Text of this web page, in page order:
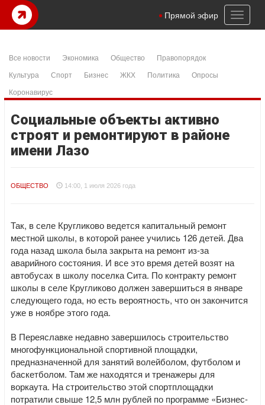
Toggle
Прямой эфир
Все новости Экономика Общество
Правопорядок
Культура
Спорт Бизнес ЖКХ Политика
Опросы
Коронавирус
Социальные объекты активно
строят и ремонтируют в районе
имени Лазо
ОБЩЕСТВО 14:00, 1 июля 2026 года
Так, в селе Кругликово ведется капитальный ремонт
местной школы, в которой ранее учились 126 детей. Два
года назад школа была закрыта на ремонт из-за
аварийного состояния. И все это время детей возят на
автобусах в школу поселка Сита. По контракту ремонт
школы в селе Кругликово должен завершиться в январе
следующего года, но есть вероятность, что он закончится
уже в ноябре этого года.
В Переяславке недавно завершилось строительство
многофункциональной спортивной площадки,
предназначенной для занятий волейболом, футболом и
баскетболом. Там же находятся и тренажеры для
воркаута. На строительство этой спортплощадки
потратили свыше 12,5 млн рублей по программе «Бизнес-